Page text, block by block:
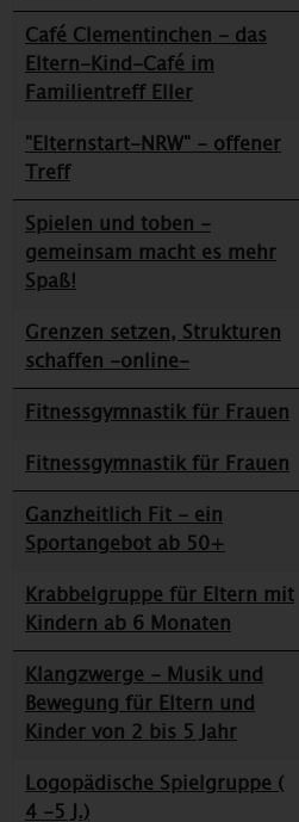
Café Clementinchen - das
Eltern-Kind-Café im
Familientreff Eller
"Elternstart-NRW" - offener
Treff
Spielen und toben -
gemeinsam macht es mehr
Spaß!
Grenzen setzen, Strukturen
schaffen -online-
Fitnessgymnastik für Frauen
Fitnessgymnastik für Frauen
Ganzheitlich Fit - ein
Sportangebot ab 50+
Krabbelgruppe für Eltern mit
Kindern ab 6 Monaten
Klangzwerge - Musik und
Bewegung für Eltern und
Kinder von 2 bis 5 Jahr
Logopädische Spielgruppe (
4 -5 J.)